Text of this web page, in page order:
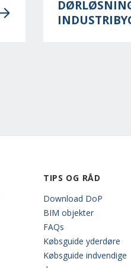
TIPS OG RÅD
Download DoP
BIM objekter
FAQs
Købsguide yderdøre
Købsguide indvendige